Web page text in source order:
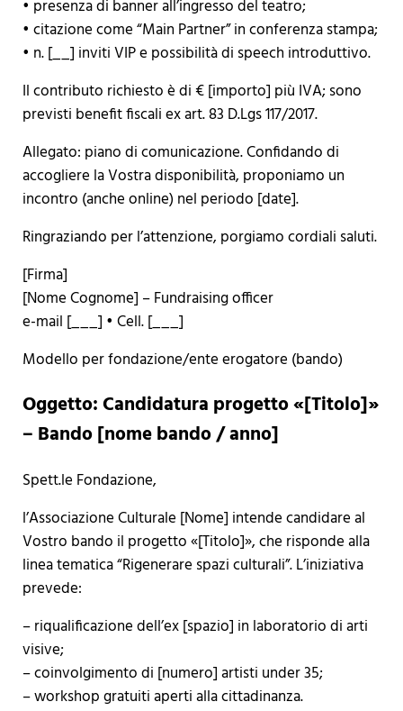
• presenza di banner all’ingresso del teatro;
• citazione come “Main Partner” in conferenza stampa;
• n. [__] inviti VIP e possibilità di speech introduttivo.
Il contributo richiesto è di € [importo] più IVA; sono
previsti benefit fiscali ex art. 83 D.Lgs 117/2017.
Allegato: piano di comunicazione. Confidando di
accogliere la Vostra disponibilità, proponiamo un
incontro (anche online) nel periodo [date].
Ringraziando per l’attenzione, porgiamo cordiali saluti.
[Firma]
[Nome Cognome] – Fundraising officer
e-mail [___] • Cell. [___]
Modello per fondazione/ente erogatore (bando)
Oggetto: Candidatura progetto «[Titolo]»
– Bando [nome bando / anno]
Spett.le Fondazione,
l’Associazione Culturale [Nome] intende candidare al
Vostro bando il progetto «[Titolo]», che risponde alla
linea tematica “Rigenerare spazi culturali”. L’iniziativa
prevede:
– riqualificazione dell’ex [spazio] in laboratorio di arti
visive;
– coinvolgimento di [numero] artisti under 35;
– workshop gratuiti aperti alla cittadinanza.